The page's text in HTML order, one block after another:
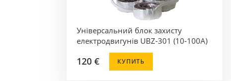
Універсальний блок захисту
електродвигунів UBZ-301 (10-100А)
120 € КУПИТЬ